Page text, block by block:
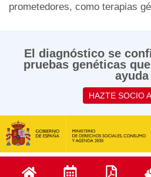
prometedores, como terapias
El diagnóstico se
pruebas genéticas
ayuda
HAZTE SOCIO